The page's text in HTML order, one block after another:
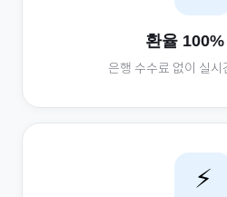
환율 100%
은행 수수료 없이 실시
⚡